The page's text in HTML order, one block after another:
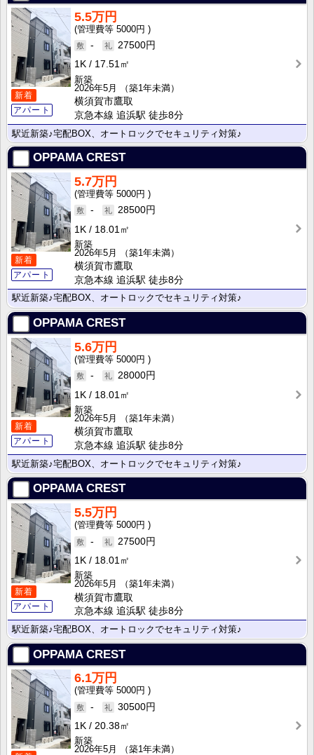
新着
アパート
5.5万円
5000円
-
27500円
1K
17.51㎡
新築
2026年5月
（築1年未満）
横須賀市鷹取
京急本線 追浜駅 徒歩8分
駅近新築♪宅配BOX、オートロックでセキュリティ対策♪
OPPAMA CREST
新着
アパート
5.7万円
5000円
-
28500円
1K
18.01㎡
新築
2026年5月
（築1年未満）
横須賀市鷹取
京急本線 追浜駅 徒歩8分
駅近新築♪宅配BOX、オートロックでセキュリティ対策♪
OPPAMA CREST
新着
アパート
5.6万円
5000円
-
28000円
1K
18.01㎡
新築
2026年5月
（築1年未満）
横須賀市鷹取
京急本線 追浜駅 徒歩8分
駅近新築♪宅配BOX、オートロックでセキュリティ対策♪
OPPAMA CREST
新着
アパート
5.5万円
5000円
-
27500円
1K
18.01㎡
新築
2026年5月
（築1年未満）
横須賀市鷹取
京急本線 追浜駅 徒歩8分
駅近新築♪宅配BOX、オートロックでセキュリティ対策♪
OPPAMA CREST
6.1万円
5000円
-
30500円
1K
20.38㎡
新築
2026年5月
（築1年未満）